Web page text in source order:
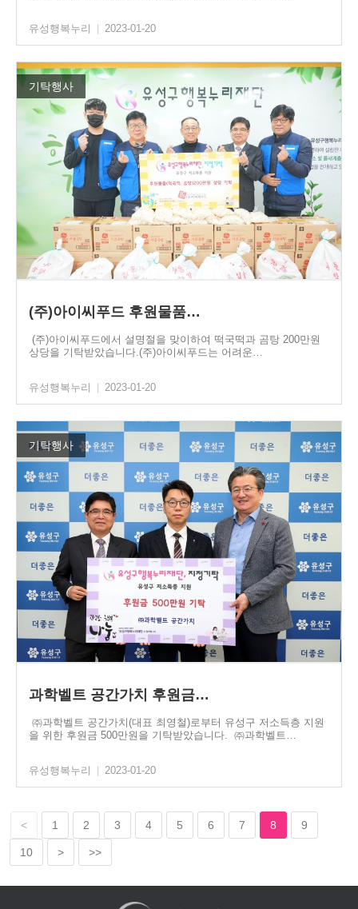
유성행복누리 2023-01-20
기탁행사
(주)아이씨푸드 후원물품…
(주)아이씨푸드에서 설명절을 맞이하여 떡국떡과 곰탕 200만원
상당을 기탁받았습니다.(주)아이씨푸드는 어려운…
유성행복누리 2023-01-20
기탁행사
과학벨트 공간가치 후원금…
㈜과학벨트 공간가치(대표 최영철)로부터 유성구 저소득층 지원
을 위한 후원금 500만원을 기탁받았습니다. ㈜과학벨트…
유성행복누리 2023-01-20
< 1 2 3 4 5 6 7 8 9
10 > >>